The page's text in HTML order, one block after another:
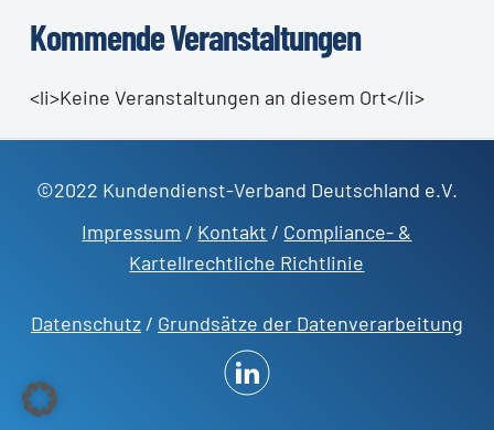
Kommende Veranstaltungen
<li>Keine Veranstaltungen an diesem Ort</li>
©2022 Kundendienst-Verband Deutschland e.V.
Impressum / Kontakt / Compliance- &
Kartellrechtliche Richtlinie
Datenschutz/ Grundsätze der Datenverarbeitung